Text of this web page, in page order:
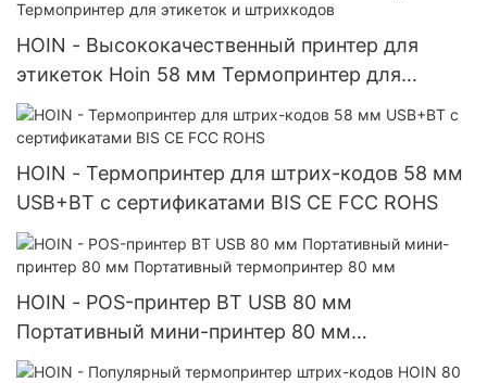
HOIN - Высококачественный принтер для
этикеток Hoin 58 мм Термопринтер для
наклеек с богатым интерфейсом
Термопринтер для этикеток и штрихкодов
HOIN - Термопринтер для штрих-кодов 58 мм
USB+BT с сертификатами BIS CE FCC ROHS
HOIN - POS-принтер BT USB 80 мм
Портативный мини-принтер 80 мм
Портативный термопринтер 80 мм